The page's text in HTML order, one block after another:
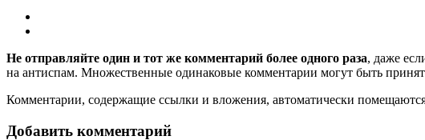
Не отправляйте один и тот же комментарий более одного раза, даже
на антиспам. Множественные одинаковые комментарии могут быть
Комментарии, содержащие ссылки и вложения, автоматически
Добавить комментарий